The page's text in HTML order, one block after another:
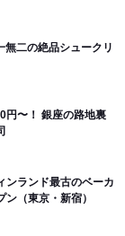
二の絶品シュークリ
円〜！ 銀座の路地裏
ンランド最古のベーカ
（東京・新宿）